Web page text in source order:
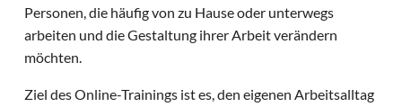
Personen, die häufig von zu Hause oder unterwegs
arbeiten und die Gestaltung ihrer Arbeit verändern
möchten.
Ziel des Online-Trainings ist es, den eigenen Arbeitsalltag